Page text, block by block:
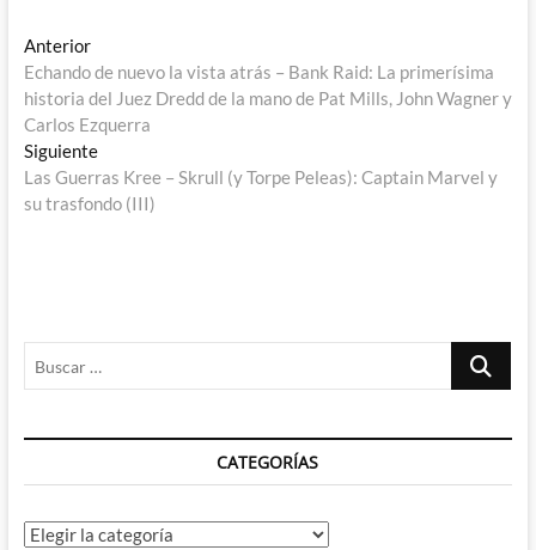
Navegación
de
entradas
AnteriorEntrada
anterior:
Echando de nuevo la vista atrás – Bank Raid: La primerísima
historia del Juez Dredd de la mano de Pat Mills, John Wagner y
Carlos Ezquerra
SiguienteEntrada
siguiente:
Las Guerras Kree – Skrull (y Torpe Peleas): Captain Marvel y
su trasfondo (III)
Buscar
CATEGORÍAS
Categorías